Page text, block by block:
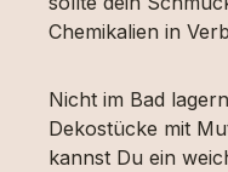
Chemikalien in
Nicht im Bad
Dekostücke mit
kannst Du ein